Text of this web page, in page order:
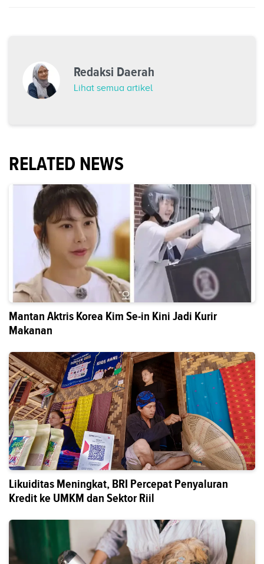
Redaksi Daerah
Lihat semua artikel
RELATED NEWS
Mantan Aktris Korea Kim Se-in Kini Jadi Kurir
Makanan
Likuiditas Meningkat, BRI Percepat Penyaluran
Kredit ke UMKM dan Sektor Riil